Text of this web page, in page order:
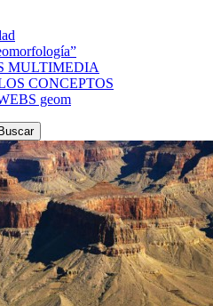
MULTIMEDIA
CONCEPTOS
geom